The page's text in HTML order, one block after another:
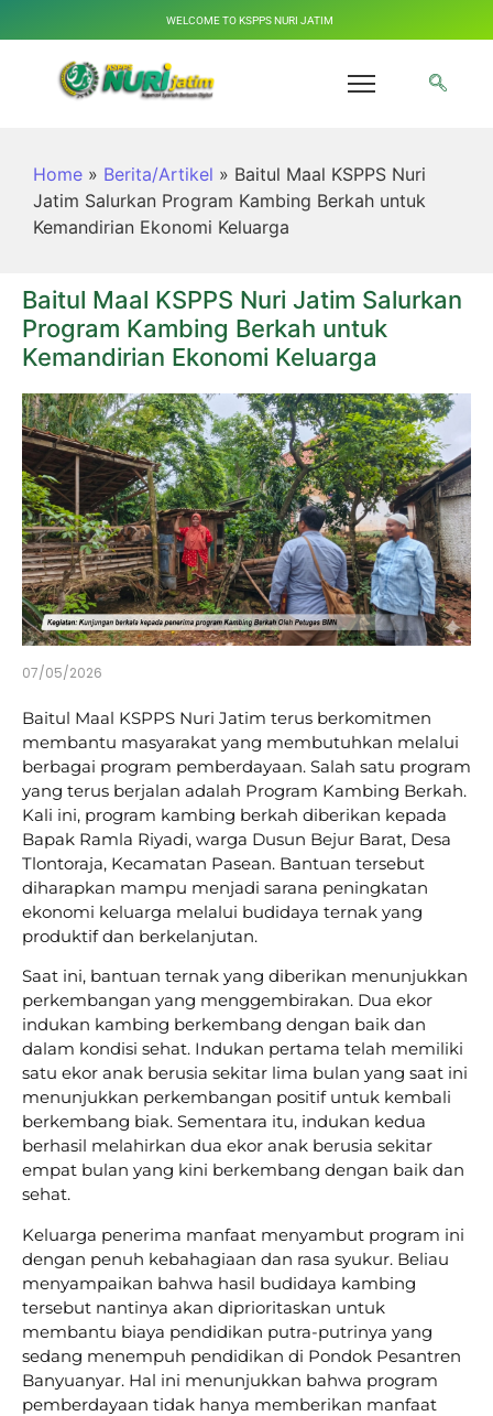
WELCOME TO KSPPS NURI JATIM
Home » Berita/Artikel » Baitul Maal KSPPS Nuri
Jatim Salurkan Program Kambing Berkah untuk
Kemandirian Ekonomi Keluarga
Baitul Maal KSPPS Nuri Jatim Salurkan
Program Kambing Berkah untuk
Kemandirian Ekonomi Keluarga
07/05/2026
Baitul Maal KSPPS Nuri Jatim terus berkomitmen
membantu masyarakat yang membutuhkan melalui
berbagai program pemberdayaan. Salah satu program
yang terus berjalan adalah Program Kambing Berkah.
Kali ini, program kambing berkah diberikan kepada
Bapak Ramla Riyadi, warga Dusun Bejur Barat, Desa
Tlontoraja, Kecamatan Pasean. Bantuan tersebut
diharapkan mampu menjadi sarana peningkatan
ekonomi keluarga melalui budidaya ternak yang
produktif dan berkelanjutan.
Saat ini, bantuan ternak yang diberikan menunjukkan
perkembangan yang menggembirakan. Dua ekor
indukan kambing berkembang dengan baik dan
dalam kondisi sehat. Indukan pertama telah memiliki
satu ekor anak berusia sekitar lima bulan yang saat ini
menunjukkan perkembangan positif untuk kembali
berkembang biak. Sementara itu, indukan kedua
berhasil melahirkan dua ekor anak berusia sekitar
empat bulan yang kini berkembang dengan baik dan
sehat.
Keluarga penerima manfaat menyambut program ini
dengan penuh kebahagiaan dan rasa syukur. Beliau
menyampaikan bahwa hasil budidaya kambing
tersebut nantinya akan diprioritaskan untuk
membantu biaya pendidikan putra-putrinya yang
sedang menempuh pendidikan di Pondok Pesantren
Banyuanyar. Hal ini menunjukkan bahwa program
pemberdayaan tidak hanya memberikan manfaat